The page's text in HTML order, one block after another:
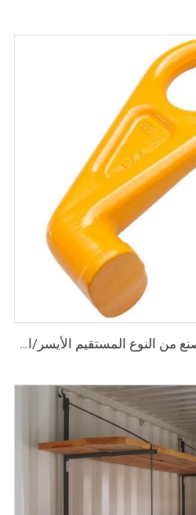
خطاف حاويات المصنع من النوع المستقيم الأيسر/الأيمن مصنوع من سبائك الفولاذ لرفع الحاويات